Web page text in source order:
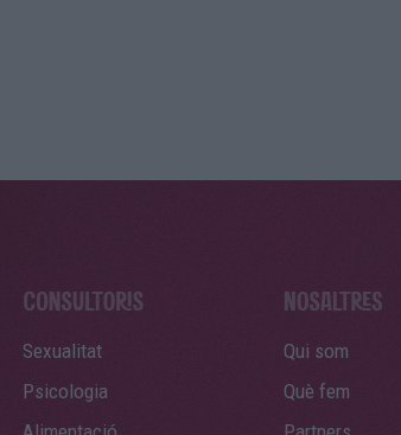
Sexualitat
Psicologia
Qui som
Què fem